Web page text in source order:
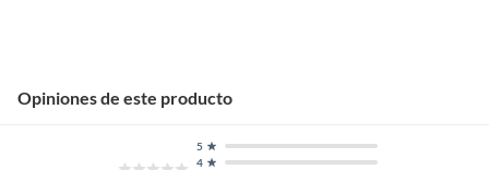
Opiniones de este producto
4
5